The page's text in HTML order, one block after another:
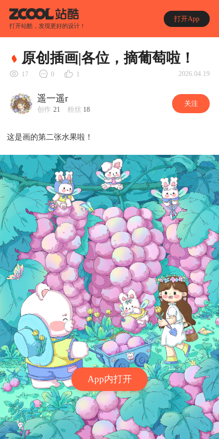
打开站酷，发现更好的设计！
打开App
App内打开
原创插画|各位，摘葡萄啦！
17 0 1 2026.04.19
遥一遥r
创作 21 粉丝 18
关注
这是画的第二张水果啦！